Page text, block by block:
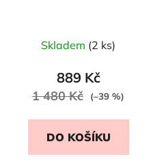
Skladem (2 ks)
889 Kč
1 480 Kč (–39 %)
DO KOŠÍKU